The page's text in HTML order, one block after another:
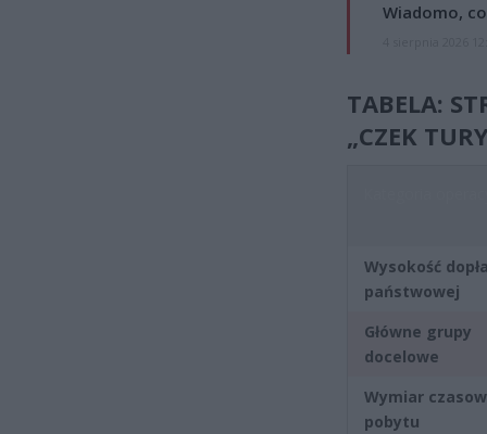
Wiadomo,
TABELA:
„CZEK
Wysokość
państwowej
Główne grupy
docelowe
Wymiar
pobytu